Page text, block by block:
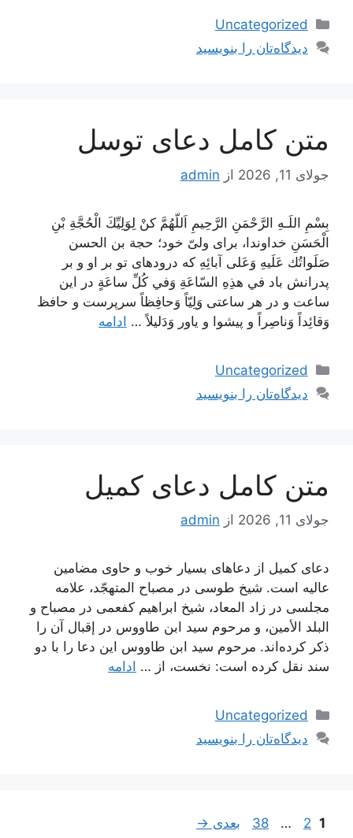
دسته‌ها
Uncategorized
دیدگاه‌تان را بنویسید
متن کامل دعای توسل
جولای 11, 2026 از admin
بِسْمِ اللَـهِ الرَّحْمَنِ الرَّحِيمِ اَللّهُمَّ كنْ لِوَلِيِّكَ الْحُجَّةِ بْنِ
الْحَسَنِ خداوندا، برای ولیّ خود؛ حجة بن الحسن
صَلَواتُك عَلَيهِ وَعَلى آبائِهِ که درود‌های تو بر او و بر
پدرانش باد في هذِهِ السّاعَةِ وَفي كُلِّ ساعَةٍ در این
ساعت و در هر ساعتی وَلِيّاً وَحافِظاً سرپرست و حافظ
وَقائِداً وَناصِراً و پیشوا و یاور وَدَليلاً … ادامه
دسته‌ها
Uncategorized
دیدگاه‌تان را بنویسید
متن کامل دعای کمیل
جولای 11, 2026 از admin
دعای کمیل از دعاهای بسیار خوب و حاوی مضامین
عالیه است. شیخ طوسی در مصباح المتهجّد، علامه
مجلسی در زاد المعاد، شیخ ابراهیم کفعمی در مصباح و
البلد الأمین، و مرحوم سید ابن طاووس در إقبال آن را
ذکر کرده‌اند. مرحوم سید ابن طاووس این دعا را با دو
سند نقل کرده است: نخست، از … ادامه
دسته‌ها
Uncategorized
دیدگاه‌تان را بنویسید
ناوبری
برگه
1 برگه
2
… برگه
38 بعدی →